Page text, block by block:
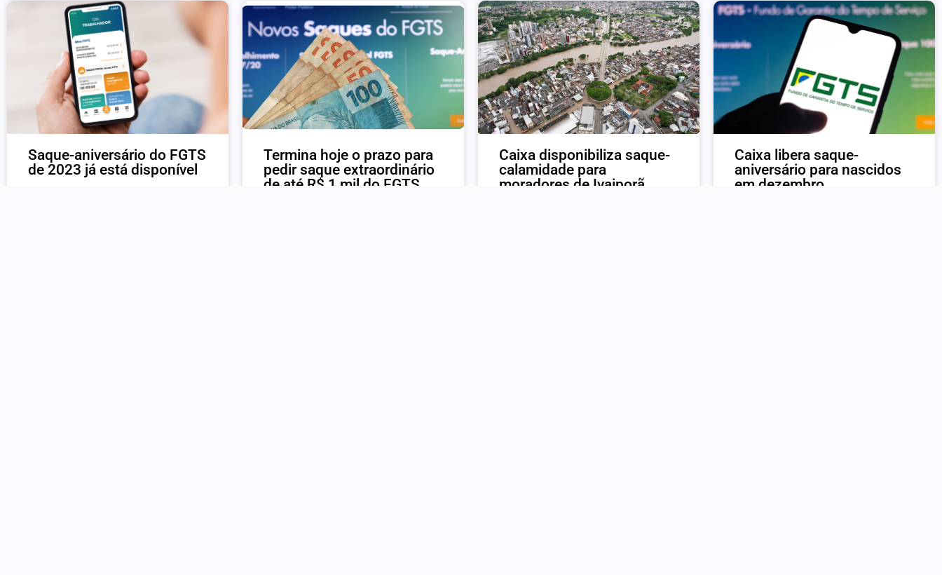
Saque-aniversário do FGTS
de 2023 já está disponível
Termina hoje o prazo para
pedir saque extraordinário
de até R$ 1 mil do FGTS
Caixa disponibiliza saque-
calamidade para
moradores de Ivaiporã
Caixa libera saque-
aniversário para nascidos
em dezembro